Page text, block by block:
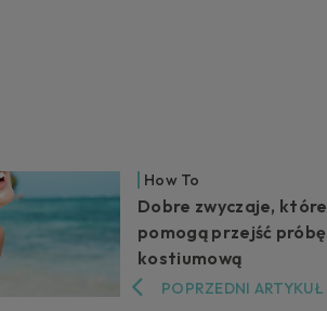
How To
Dobre zwyczaje, które
pomogą przejść próbę
kostiumową
POPRZEDNI ARTYKUŁ